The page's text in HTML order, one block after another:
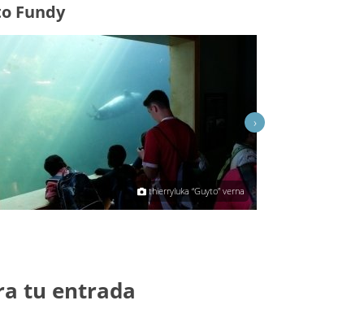
Fundy
thierryluka “Guyto” verna
›
tu entrada